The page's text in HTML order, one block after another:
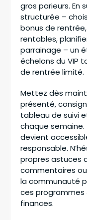
gros parieurs. En
structurée –
bonus de
rentables,
parrainage – un
échelons du VIP
de rentrée limité.
Mettez dès
présenté,
tableau de suivi
chaque semaine.
devient
responsable.
propres astuces
commentaires
la communauté
ces
finances.